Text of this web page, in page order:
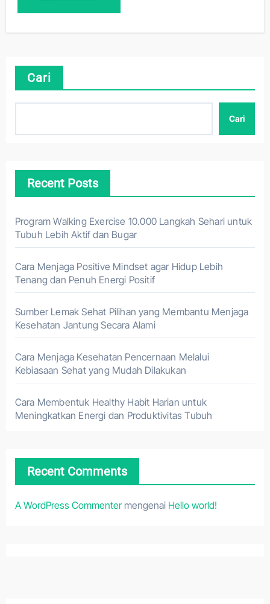
Cari
Cari
Recent Posts
Program Walking Exercise 10.000 Langkah Sehari untuk
Tubuh Lebih Aktif dan Bugar
Cara Menjaga Positive Mindset agar Hidup Lebih
Tenang dan Penuh Energi Positif
Sumber Lemak Sehat Pilihan yang Membantu Menjaga
Kesehatan Jantung Secara Alami
Cara Menjaga Kesehatan Pencernaan Melalui
Kebiasaan Sehat yang Mudah Dilakukan
Cara Membentuk Healthy Habit Harian untuk
Meningkatkan Energi dan Produktivitas Tubuh
Recent Comments
A WordPress Commentermengenai Hello world!